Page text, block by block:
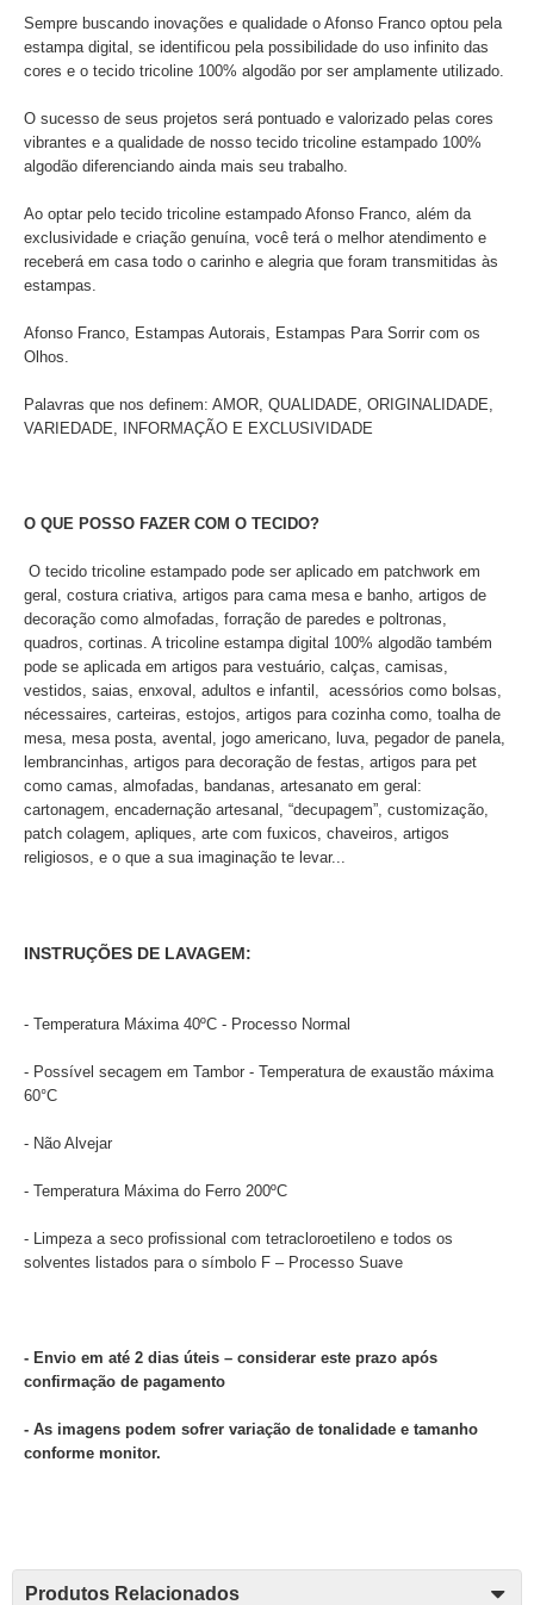
Sempre buscando inovações e qualidade o Afonso Franco optou pela
estampa digital, se identificou pela possibilidade do uso infinito das
cores e o tecido tricoline 100% algodão por ser amplamente utilizado.
O sucesso de seus projetos será pontuado e valorizado pelas cores
vibrantes e a qualidade de nosso tecido tricoline estampado 100%
algodão diferenciando ainda mais seu trabalho.
Ao optar pelo tecido tricoline estampado Afonso Franco, além da
exclusividade e criação genuína, você terá o melhor atendimento e
receberá em casa todo o carinho e alegria que foram transmitidas às
estampas.
Afonso Franco, Estampas Autorais, Estampas Para Sorrir com os
Olhos.
Palavras que nos definem: AMOR, QUALIDADE, ORIGINALIDADE,
VARIEDADE, INFORMAÇÃO E EXCLUSIVIDADE
O QUE POSSO FAZER COM O TECIDO?
O tecido tricoline estampado pode ser aplicado em patchwork em
geral, costura criativa, artigos para cama mesa e banho, artigos de
decoração como almofadas, forração de paredes e poltronas,
quadros, cortinas. A tricoline estampa digital 100% algodão também
pode se aplicada em artigos para vestuário, calças, camisas,
vestidos, saias, enxoval, adultos e infantil, acessórios como bolsas,
nécessaires, carteiras, estojos, artigos para cozinha como, toalha de
mesa, mesa posta, avental, jogo americano, luva, pegador de panela,
lembrancinhas, artigos para decoração de festas, artigos para pet
como camas, almofadas, bandanas, artesanato em geral:
cartonagem, encadernação artesanal, “decupagem”, customização,
patch colagem, apliques, arte com fuxicos, chaveiros, artigos
religiosos, e o que a sua imaginação te levar...
INSTRUÇÕES DE LAVAGEM:
- Temperatura Máxima 40ºC - Processo Normal
- Possível secagem em Tambor - Temperatura de exaustão máxima
60°C
- Não Alvejar
- Temperatura Máxima do Ferro 200ºC
- Limpeza a seco profissional com tetracloroetileno e todos os
solventes listados para o símbolo F – Processo Suave
- Envio em até 2 dias úteis – considerar este prazo após
confirmação de pagamento
- As imagens podem sofrer variação de tonalidade e tamanho
conforme monitor.
Produtos Relacionados